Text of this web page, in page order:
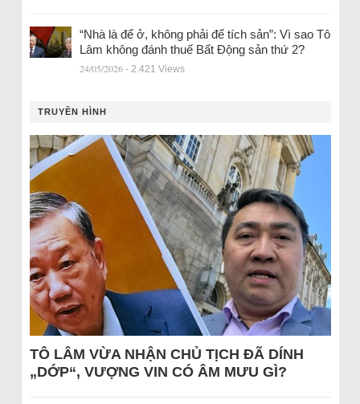
“Nhà là để ở, không phải để tích sản”: Vì sao Tô
Lâm không đánh thuế Bất Động sản thứ 2?
24/05/2026 - 2.421 Views
TRUYỀN HÌNH
TÔ LÂM VỪA NHẬN CHỦ TỊCH ĐÃ DÍNH
„DỚP“, VƯỢNG VIN CÓ ÂM MƯU GÌ?